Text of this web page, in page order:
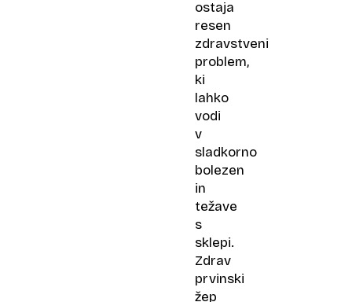
ostaja
resen
zdravstveni
problem,
ki
lahko
vodi
v
sladkorno
bolezen
in
težave
s
sklepi.
Zdrav
prvinski
žep